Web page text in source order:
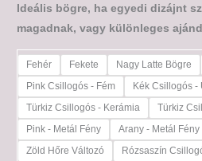
Ideális bögre, ha egyedi dizájnt
magadnak, vagy különleges
Fehér Fekete Nagy Latte Bögre
Pink Csillogós - Fém
Kék Csillogós -
Türkiz Csillogós - Kerámia
Türkiz
Pink - Metál Fény
Arany - Metál Fény
Zöld Hőre Változó
Rózsaszín